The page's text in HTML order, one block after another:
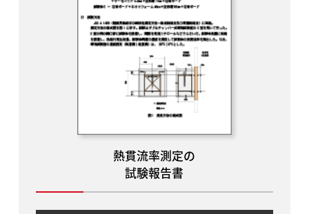
熱貫流率測定の
試験報告書